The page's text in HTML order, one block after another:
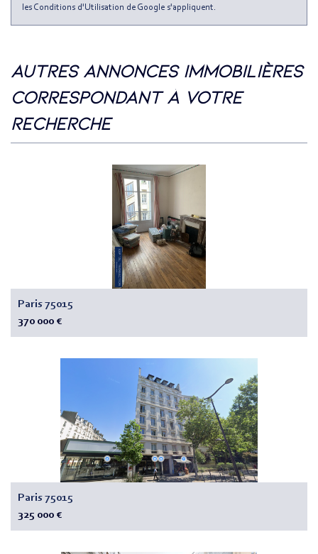
les Conditions d'Utilisation de Google s'appliquent.
autres annonces immobilières
correspondant à votre
recherche
Paris 75015
370 000 €
Paris 75015
325 000 €